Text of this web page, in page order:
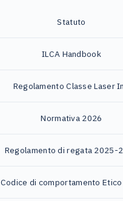
Statuto
ILCA Handbook
Regolamento Classe Laser
Normativa 2026
Regolamento di regata 2025-
Codice di comportamento Etico